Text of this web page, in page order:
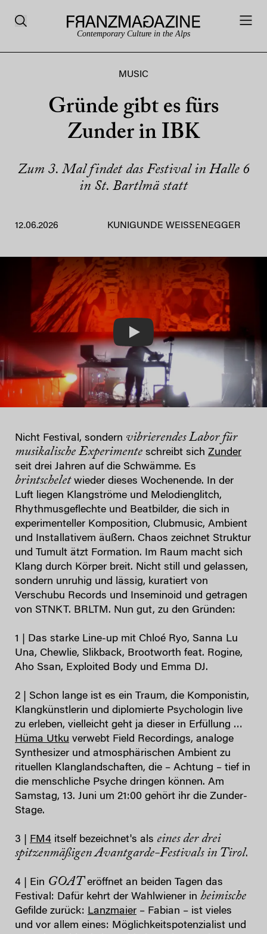
Contemporary Culture in the Alps
MUSIC
Gründe gibt es fürs
Zunder in IBK
Zum 3. Mal findet das Festival in Halle 6
in St. Bartlmä statt
12.06.2026 KUNIGUNDE WEISSENEGGER
Nicht Festival, sondern vibrierendes Labor für
musikalische Experimente schreibt sich Zunder
seit drei Jahren auf die Schwämme. Es
brintscheletwieder dieses Wochenende. In der
Luft liegen Klangströme und Melodienglitch,
Rhythmusgeflechte und Beatbilder, die sich in
experimenteller Komposition, Clubmusic, Ambient
und Installativem äußern. Chaos zeichnet Struktur
und Tumult ätzt Formation. Im Raum macht sich
Klang durch Körper breit. Nicht still und gelassen,
sondern unruhig und lässig, kuratiert von
Verschubu Records und Inseminoid und getragen
von STNKT. BRLTM. Nun gut, zu den Gründen:
1 | Das starke Line-up mit Chloé Ryo, Sanna Lu
Una, Chewlie, Slikback, Brootworth feat. Rogine,
Aho Ssan, Exploited Body und Emma DJ.
2 | Schon lange ist es ein Traum, die Komponistin,
Klangkünstlerin und diplomierte Psychologin live
zu erleben, vielleicht geht ja dieser in Erfüllung …
Hüma Utku verwebt Field Recordings, analoge
Synthesizer und atmosphärischen Ambient zu
rituellen Klanglandschaften, die – Achtung – tief in
die menschliche Psyche dringen können. Am
Samstag, 13. Juni um 21:00 gehört ihr die Zunder-
Stage.
3 | FM4 itself bezeichnet's als eines der drei
spitzenmäßigen Avantgarde-Festivals in Tirol.
4 | Ein GOAT eröffnet an beiden Tagen das
Festival: Dafür kehrt der Wahlwiener in heimische
Gefilde zurück: Lanzmaier – Fabian – ist vieles
und vor allem eines: Möglichkeitspotenzialist und